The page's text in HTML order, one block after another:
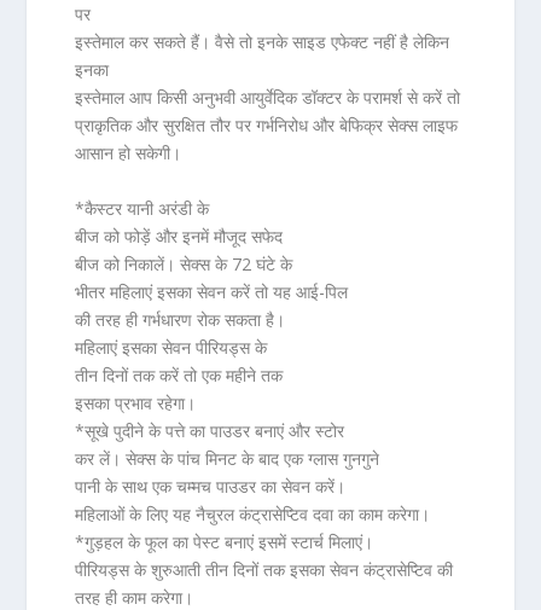
पर
इस्तेमाल कर सकते हैं। वैसे तो इनके साइड एफेक्ट नहीं है लेकिन
इनका
इस्तेमाल आप किसी अनुभवी आयुर्वेदिक डॉक्टर के परामर्श से करें तो
प्राकृतिक और सुरक्षित तौर पर गर्भनिरोध और बेफिक्र सेक्स लाइफ
आसान हो सकेगी।
*कैस्टर यानी अरंडी के
बीज को फोड़ें और इनमें मौजूद सफेद
बीज को निकालें। सेक्स के 72 घंटे के
भीतर महिलाएं इसका सेवन करें तो यह आई-पिल
की तरह ही गर्भधारण रोक सकता है।
महिलाएं इसका सेवन पीरियड्सके
तीन दिनों तक करें तो एक महीने तक
इसका प्रभाव रहेगा।
*सूखे पुदीने के पत्ते का पाउडर बनाएं और स्टोर
कर लें। सेक्स के पांच मिनट के बाद एक ग्लास गुनगुने
पानी के साथ एक चम्मच पाउडर का सेवन करें।
महिलाओं के लिए यह नैचुरल कंट्रासेप्टिव दवा का काम करेगा।
*गुड़हल के फूल का पेस्ट बनाएं इसमें स्टार्च मिलाएं।
पीरियड्स के शुरुआती तीन दिनों तक इसका सेवन कंट्रासेप्टिव की
तरह ही काम करेगा।